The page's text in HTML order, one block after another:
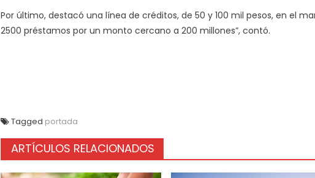
Por último, destacó una línea de créditos, de 50 y 100 mil pesos, en el
2500 préstamos por un monto cercano a 200 millones”, contó.
Tagged portada
ARTÍCULOS RELACIONADOS